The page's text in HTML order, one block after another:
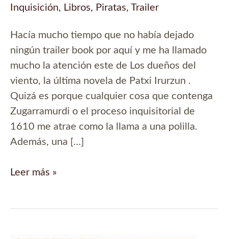
Inquisición, Libros, Piratas, Trailer
Hacía mucho tiempo que no había dejado
ningún trailer book por aquí y me ha llamado
mucho la atención este de Los dueños del
viento, la última novela de Patxi Irurzun .
Quizá es porque cualquier cosa que contenga
Zugarramurdi o el proceso inquisitorial de
1610 me atrae como la llama a una polilla.
Además, una […]
Trailer
Leer más »